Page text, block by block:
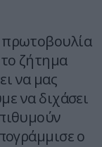
πρωτοβουλία
ζήτημα
να μας
να διχάσει
ο